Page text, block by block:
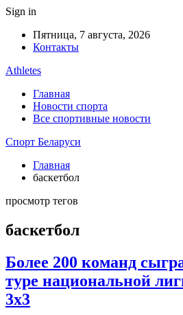
Sign in
Пятница, 7 августа, 2026
Контакты
Athletes
Главная
Новости спорта
Все спортивные новости
Спорт Беларуси
Главная
баскетбол
просмотр тегов
баскетбол
Более 200 команд
туре национальной
3х3